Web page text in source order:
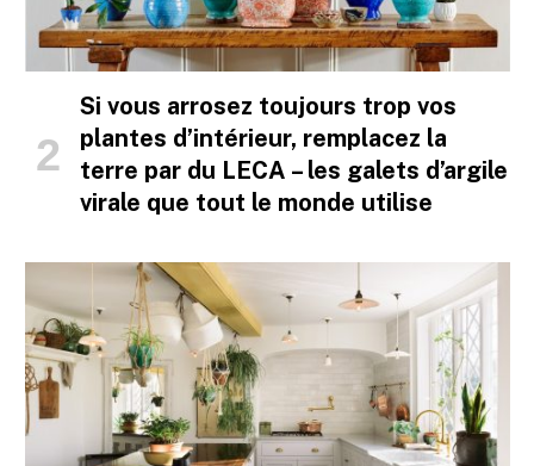
Si vous arrosez toujours trop vos
plantes d’intérieur, remplacez la
terre par du LECA – les galets d’argile
virale que tout le monde utilise